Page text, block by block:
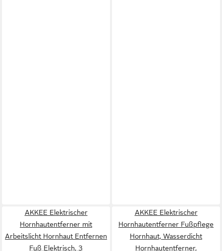
AKKEE Elektrischer
Hornhautentferner mit
Arbeitslicht Hornhaut Entfernen
Fuß Elektrisch, 3
AKKEE Elektrischer
Hornhautentferner Fußpflege
Hornhaut, Wasserdicht
Hornhautentferner,